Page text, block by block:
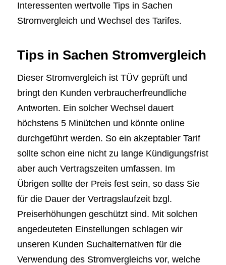
Interessenten wertvolle Tips in Sachen
Stromvergleich und Wechsel des Tarifes.
Tips in Sachen Stromvergleich
Dieser Stromvergleich ist TÜV geprüft und
bringt den Kunden verbraucherfreundliche
Antworten. Ein solcher Wechsel dauert
höchstens 5 Minütchen und könnte online
durchgeführt werden. So ein akzeptabler Tarif
sollte schon eine nicht zu lange Kündigungsfrist
aber auch Vertragszeiten umfassen. Im
Übrigen sollte der Preis fest sein, so dass Sie
für die Dauer der Vertragslaufzeit bzgl.
Preiserhöhungen geschützt sind. Mit solchen
angedeuteten Einstellungen schlagen wir
unseren Kunden Suchalternativen für die
Verwendung des Stromvergleichs vor, welche